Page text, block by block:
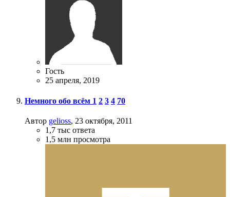
Гость
25 апреля, 2019
Немного обо всём 1 2 3 4 70
Автор gelioss, 23 октября, 2011
1,7 тыс ответа
1,5 млн просмотра